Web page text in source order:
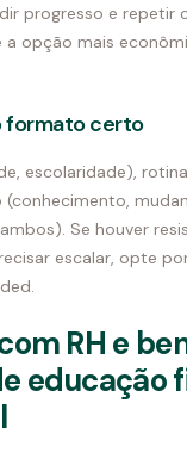
progresso e repetir
a opção mais
formato certo
escolaridade),
Se houver
escalar, opte
RH e
educação